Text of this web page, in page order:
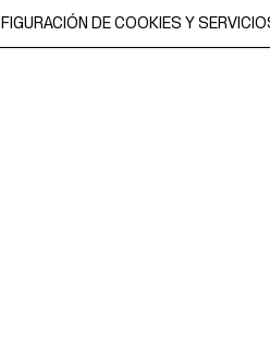
DE COOKIES Y